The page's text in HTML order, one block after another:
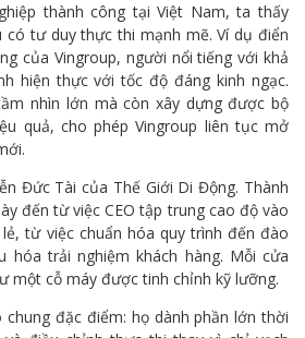
thành công tại Việt Nam, ta thấy
có tư duy thực thi mạnh mẽ. Ví dụ điển
của Vingroup, người nổi tiếng với khả
hiện thực với tốc độ đáng kinh ngạc.
nhìn lớn mà còn xây dựng được bộ
quả, cho phép Vingroup liên tục mở
Đức Tài của Thế Giới Di Động. Thành
đến từ việc CEO tập trung cao độ vào
từ việc chuẩn hóa quy trình đến đào
hóa trải nghiệm khách hàng. Mỗi cửa
một cỗ máy được tinh chỉnh kỹ lưỡng.
chung đặc điểm: họ dành phần lớn thời